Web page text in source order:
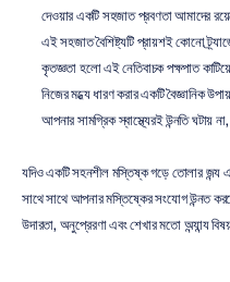
দেওয়ার একটি সহজাত প্রবণতা আমাদের
এই সহজাত বৈশিষ্ট্যটি প্রায়শই কোনো
কৃতজ্ঞতা হলো এই নেতিবাচক পক্ষপাত
নিজের মধ্যে ধারণ করার একটি বৈজ্ঞানিক
আপনার সামগ্রিক স্বাস্থ্যেরই উন্নতি ঘটায়
যদিও একটি সহনশীল মস্তিষ্ক গড়ে তোলার
সাথে সাথে আপনার মস্তিষ্কের সংযোগ উন্নত
উদারতা, অনুপ্রেরণা এবং শেখার মতো অন্যান্য